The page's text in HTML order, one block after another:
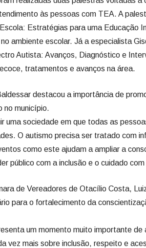
às pessoas com TEA. A
Estratégias para uma Educação
ambiente escolar. Já a especialista
Autista: Avanços, Diagnóstico e
tratamentos e avanços na área.
destacou a importância de
no município.
uma sociedade em que todas as
O autismo precisa ser tratado com
como este ajudam a ampliar a
público com a inclusão e o cuidado
de Vereadores de Otacílio Costa,
para o fortalecimento da
um momento muito importante de
vez mais sobre inclusão, respeito e